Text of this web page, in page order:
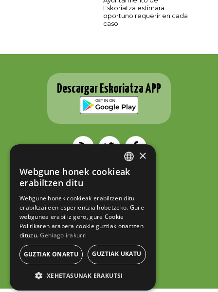
Eskoriatza estimara
oportuno requerir en cada
caso.
Descargar Eskoriatza APP
ESKORIATZAKO UDALA
Fernando Eskoriatza plaza 1
20540 Eskoriatza (Gipuzkoa)
Tel.: 943 71 44 07
hazi@eskoriatza.eus
Contacto
Política de privacidad
Política de cookies
BASQUE
×
Webgune honek cookieak
erabiltzen ditu
Webgune honek cookieak erabiltzen ditu
erabiltzaileen esperientzia hobetzeko. Gure
webgunea erabiliz gero, gure Cookie
Politikaren arabera cookie guztiak onartzen
dituzu. Gehiago irakurri
GUZTIAK ONARTU GUZTIAK UKATU
XEHETASUNAK ERAKUTSI